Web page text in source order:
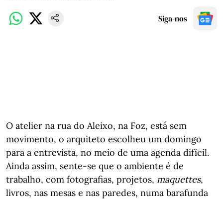
Siga-nos
O atelier na rua do Aleixo, na Foz, está sem
movimento, o arquiteto escolheu um domingo
para a entrevista, no meio de uma agenda difícil.
Ainda assim, sente-se que o ambiente é de
trabalho, com fotografias, projetos, maquettes,
livros, nas mesas e nas paredes, numa barafunda